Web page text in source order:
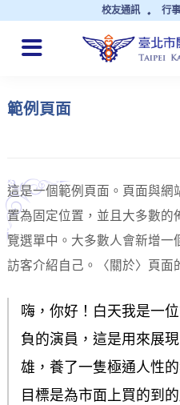
校友通訊 行
QUICK LINKS
範例頁面
這是一個範例頁面。頁面與網
置為固定位置，並且大多數的
覽選單中。大多數人會新增一
訪客介紹自己。〈關於〉頁面
嗨，你好！白天我是一
負的演員，這是用來展
雄，養了一隻極通人性
目標是為市面上買的到